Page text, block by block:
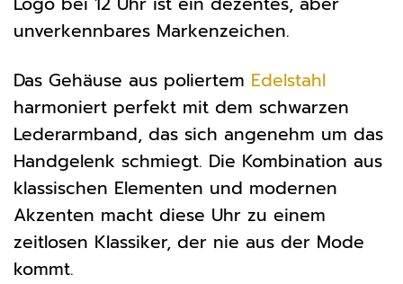
unverkennbares Markenzeichen.
Das Gehäuse aus poliertem Edelstahl
harmoniert perfekt mit dem schwarzen
Lederarmband, das sich angenehm um das
Handgelenk schmiegt. Die Kombination aus
klassischen Elementen und modernen
Akzenten macht diese Uhr zu einem
zeitlosen Klassiker, der nie aus der Mode
kommt.